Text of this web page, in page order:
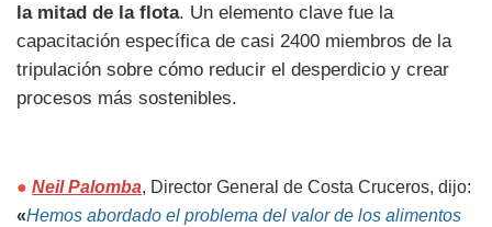
la mitad de la flota. Un elemento clave fue la
capacitación específica de casi 2400 miembros de la
tripulación sobre cómo reducir el desperdicio y crear
procesos más sostenibles.
● Neil Palomba, Director General de Costa Cruceros, dijo:
«Hemos abordado el problema del valor de los alimentos